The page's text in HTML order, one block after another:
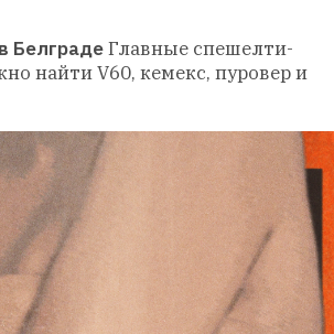
БелградеГлавные спешелти-
найти V60, кемекс, пуровер и